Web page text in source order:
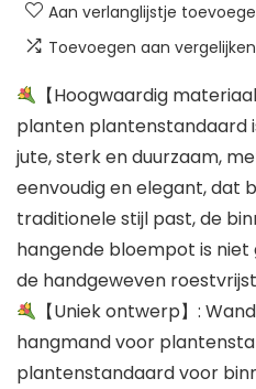
Aan verlanglijstje
Toevoegen aan vergelijken
【Hoogwaardig
planten plantenstandaard
jute, sterk en duurzaam,
eenvoudig en elegant, dat
traditionele stijl past, de
hangende bloempot is niet
de handgeweven
【Uniek ontwerp】:
hangmand voor
plantenstandaard voor